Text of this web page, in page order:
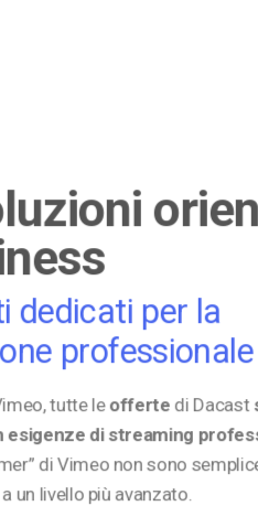
dedicati per la
professionale
tutte leofferte di Dacast
esigenze di streaming
di Vimeo non sono
un livello più avanzato.